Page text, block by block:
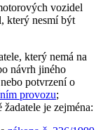
vozidel
který nesmí být
který nemá na
návrh jiného
potvrzení o
provozu;
je zejména: